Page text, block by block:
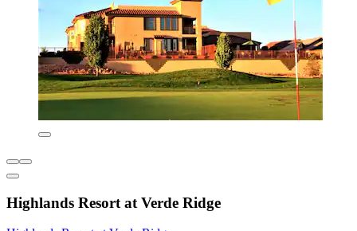
Highlands Resort at Verde Ridge